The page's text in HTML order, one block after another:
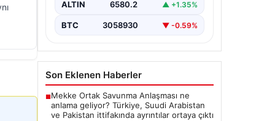
ALTIN 6580.2 ▲ +1.35%
BTC 3058930 ▼ -0.59%
Son Eklenen Haberler
■Mekke Ortak Savunma Anlaşması ne
anlama geliyor? Türkiye, Suudi Arabistan
ve Pakistan ittifakında ayrıntılar ortaya çıktı